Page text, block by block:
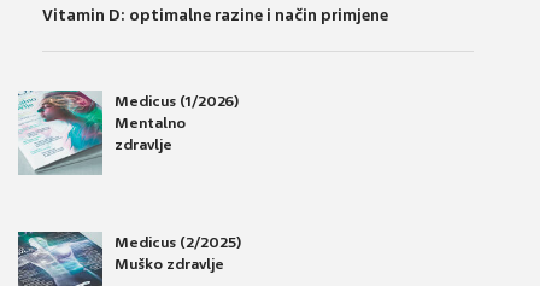
Vitamin D: optimalne razine i način primjene
Medicus (1/2026)
Mentalno
zdravlje
Medicus (2/2025)
Muško zdravlje